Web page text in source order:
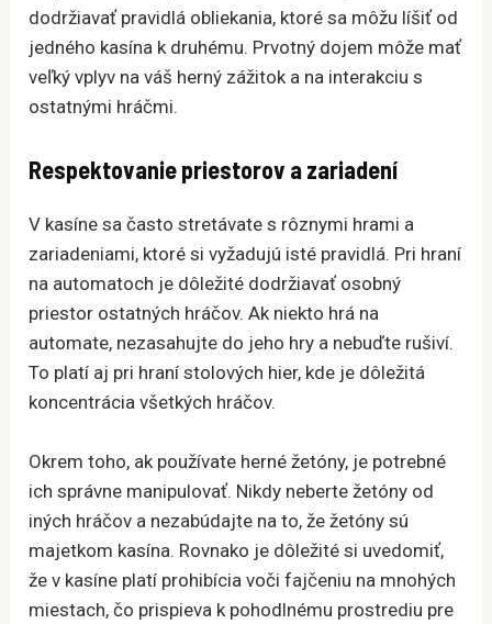
dodržiavať pravidlá obliekania, ktoré sa môžu líšiť od
jedného kasína k druhému. Prvotný dojem môže mať
veľký vplyv na váš herný zážitok a na interakciu s
ostatnými hráčmi.
Respektovanie priestorov a zariadení
V kasíne sa často stretávate s rôznymi hrami a
zariadeniami, ktoré si vyžadujú isté pravidlá. Pri hraní
na automatoch je dôležité dodržiavať osobný
priestor ostatných hráčov. Ak niekto hrá na
automate, nezasahujte do jeho hry a nebuďte rušiví.
To platí aj pri hraní stolových hier, kde je dôležitá
koncentrácia všetkých hráčov.
Okrem toho, ak používate herné žetóny, je potrebné
ich správne manipulovať. Nikdy neberte žetóny od
iných hráčov a nezabúdajte na to, že žetóny sú
majetkom kasína. Rovnako je dôležité si uvedomiť,
že v kasíne platí prohibícia voči fajčeniu na mnohých
miestach, čo prispieva k pohodlnému prostrediu pre